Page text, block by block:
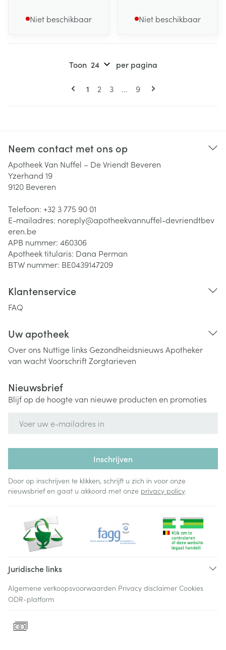
Niet beschikbaar Niet beschikbaar
Pagina's
U lees momenteel pagina
1 Pagina
2 Pagina
3 ... Pagina
9
Toon per pagina
Neem contact met ons op
Apotheek Van Nuffel – De Vriendt Beveren
Yzerhand 19
9120 Beveren
Telefoon: +32 3 775 90 01
E-mailadres: noreply@apotheekvannuffel-devriendtbev
eren.be
APB nummer: 460306
Apotheek titularis: Dana Perman
BTW nummer: BE0439147209
Klantenservice
FAQ
Uw apotheek
Over ons Nuttige links Gezondheidsnieuws Apotheker
van wachtVoorschriftZorgtarieven
Nieuwsbrief
Blijf op de hoogte van nieuwe producten en promoties
Inschrijven
Door op inschrijven te klikken, schrijft u zich in voor onze
nieuwsbrief en gaat u akkoord met onze privacy policy.
Juridische links
Algemene verkoopsvoorwaarden Privacy disclaimer Cookies
ODR-platform